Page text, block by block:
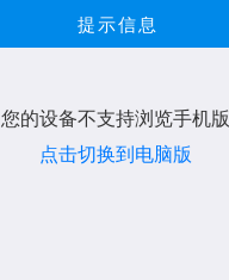
提示信息
您的设备不支持浏览手机版
点击切换到电脑版